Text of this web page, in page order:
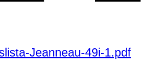
Jeanneau-49i-1.pdf